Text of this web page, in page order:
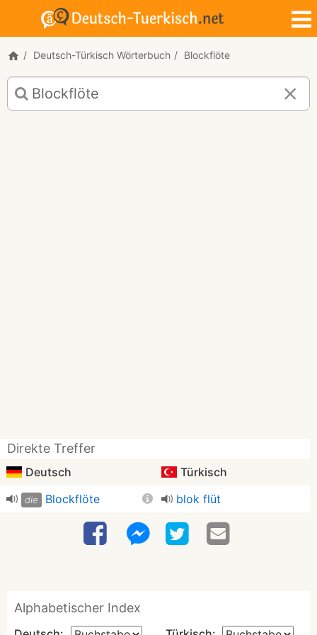
Deutsch-Türkisch Wörterbuch Blockflöte
Deutsch-
Türkisch
Übersetzung
Direkte Treffer
Deutsch Türkisch
die Blockflöte blok flüt
Alphabetischer Index